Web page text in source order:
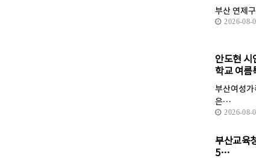
부산 연제
2026-08-
안도현 시
학교 여름
부산여성
은…
2026-08-
부산교육
5…